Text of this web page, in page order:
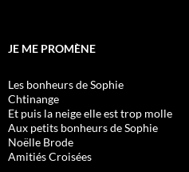
JE ME PROMÈNE
Les bonheurs de Sophie
Chtinange
Et puis la neige elle est trop molle
Aux petits bonheurs de Sophie
Noëlle Brode
Amitiés Croisées